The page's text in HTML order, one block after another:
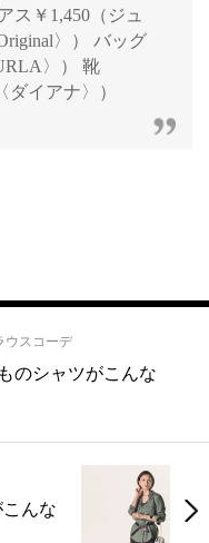
ス￥1,450（ジュ
〉） バッグ
〉） 靴
ダイアナ〉）
ウスコーデ
のシャツがこんな
んな